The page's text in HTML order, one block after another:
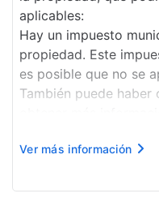
aplicables:
Hay un impuesto
propiedad. Este
es posible que no se
También puede haber
confirmación de la
Ver más información